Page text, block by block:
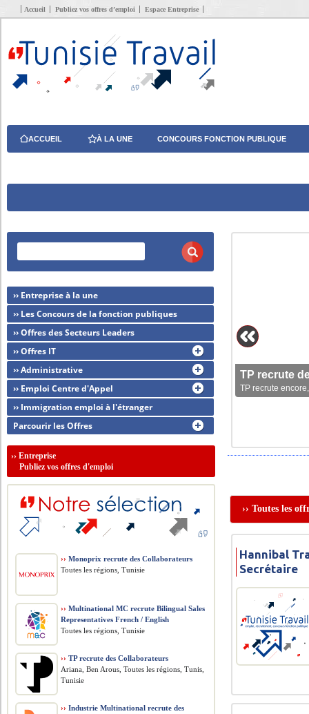
Accueil Publiez vos offres d’emploi Espace Entreprise
ACCUEIL À LA UNE CONCOURS FONCTION PUBLIQUE
TP recrute
TP recrute
›› Toutes les
Hannibal
Secrétaire
›› Entreprise à la une
›› Les Concours de la fonction publiques
›› Offres des Secteurs Leaders
›› Offres IT
›› Administrative
›› Emploi Centre d'Appel
›› Immigration emploi à l'étranger
Parcourir les Offres
››Entreprise
Publiez vos offres d'emploi
›› Monoprix recrute des Collaborateurs
Toutes les régions, Tunisie
›› Multinational MC recrute Bilingual Sales
Representatives French / English
Toutes les régions, Tunisie
›› TP recrute des Collaborateurs
Ariana, Ben Arous, Toutes les régions, Tunis,
Tunisie
›› Industrie Multinational recrute des